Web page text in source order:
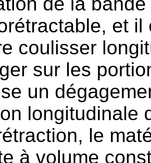
et
coulisser
sur les
un
longitudinale
le
à volume